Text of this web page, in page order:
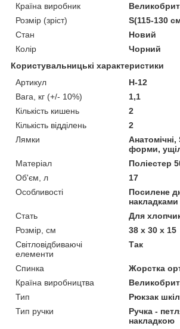
Країна виробник
Розмір (зріст)
S(115-130
Стан
Новий
Колір
Чорний
Користувальницькі характеристики
Артикул
H-12
Вага, кг (+/- 10%)
1,1
Кількість кишень
2
Кількість відділень
2
Лямки
Анатомічні,
форми,
Матеріал
Поліестер
Об'єм, л
17
Особливості
Посилене
накладками
Стать
Для
Розмір, см
38 х 30 х 15
Світловідбиваючі
елементи
Так
Спинка
Жорстка
Країна виробництва
Тип
Рюкзак
Тип ручки
Ручка -
накладкою